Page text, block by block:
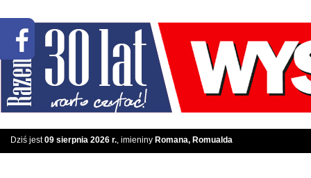
Dziś jest09 sierpnia 2026 r., imieniny Romana, Romualda